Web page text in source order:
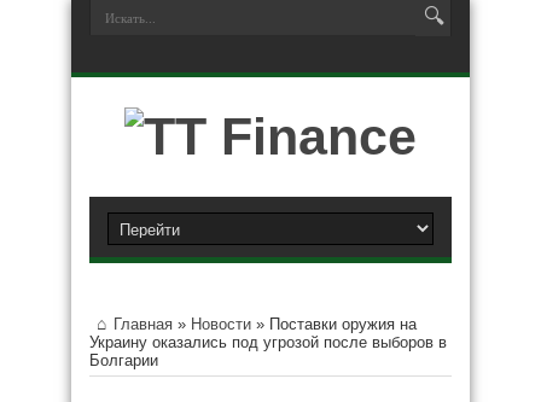
Главная » Новости » Поставки оружия на
Украину оказались под угрозой после выборов в
Болгарии